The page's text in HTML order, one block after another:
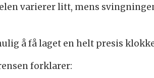
varierer litt, mens
å få laget en helt presis
forklarer: